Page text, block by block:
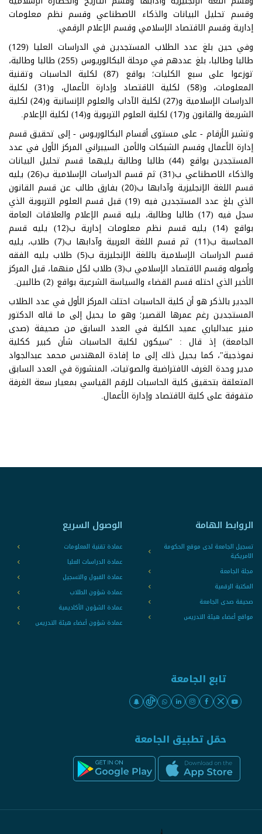
وقسم تحليل البيانات والذكاء الاصطناعي وقسم نظم معلومات
إدارية وقسم الاقتصاد الإسلامي وقسم الإعلام الرقمي.
وفي حين بلغ عدد الطلاب المستجدين في الدراسات العليا (129)
طالبا وطالبا، بلغ عددهم في مرحلة البكالوريوس (255) طالبا وطالبة،
توزعوا على سبع الكليات؛ بواقع (87) لكلية الحاسبات وتقنية
المعلومات، و(58) لكلية الاقتصاد وإدارة الأعمال، و(31) لكلية
الدراسات الإسلامية و(27) لكلية الآداب والعلوم الإنسانية و(24) لكلية
الشريعة والقانون و(17) لكلية العلوم التربوية و(14) لكلية الإعلام.
وتشير الأرقام - على مستوى أقسام البكالوريوس - إلى تحقيق قسم
إدارة الأعمال وقسم الشبكات والأمن السيبراني المركز الأول في عدد
المستجدين بواقع (44) طالبا وطالبة يليهما قسم تحليل البيانات
والذكاء الاصطناعي ب(31) ثم قسم الدراسات الإسلامية ب(26) يليه
قسم اللغة الإنجليزية وآدابها ب(20) بفارق طالب عن قسم القانون
الذي بلغ عدد المستجدين فيه (19) قبل قسم العلوم التربوية الذي
سجل فيه (17) طالبا وطالبة، يليه قسم الإعلام والعلاقات العامة
بواقع (14) يليه قسم نظم معلومات إدارية ب(12) يليه قسم
المحاسبة ب(11) ثم قسم اللغة العربية وآدابها ب(7) طلاب، يليه
قسم الدراسات الإسلامية باللغة الإنجليزية ب(5) طلاب يليه الفقه
وأصوله وقسم الاقتصاد الإسلامي ب(3) طلاب لكل منهما، قبل المركز
الأخير الذي احتله قسم القضاء والسياسة الشرعية بواقع (2) طالبين.
الجدير بالذكر هو أن كلية الحاسبات احتلت المركز الأول في عدد الطلاب
المستجدين رغم عمرها القصير؛ وهو ما يحيل إلى ما قاله الدكتور
منير عبدالباري عميد الكلية في العدد السابق من صحيفة (صدى
الجامعة) إذ قال : "سيكون لكلية الحاسبات شأن كبير ككلية
نموذجية"، كما يحيل ذلك إلى ما إفادة المهندس محمد عبدالجواد
مدير وحدة الغرف الافتراضية والصوتيات، المنشورة في العدد السابق
المتعلقة بتحقيق كلية الحاسبات للرقم القياسي بمعيار سعة الغرفة
متفوقة على كلية الاقتصاد وإدارة الأعمال.
الروابط الهامة
تسجيل الجامعة لدى موقع الحكومة
الامريكية
مجلة الجامعة
المكتبة الرقمية
صحيفة صدى الجامعة
مواقع أعضاء هيئة التدريس
الوصول السريع
عمادة تقنية المعلومات
عمادة الدراسات العليا
عمادة القبول والتسجيل
عمادة شؤون الطلاب
عمادة الشؤون الأكاديمية
عمادة شؤون أعضاء هيئة التدريس
تابع الجامعة
حمّل تطبيق الجامعة